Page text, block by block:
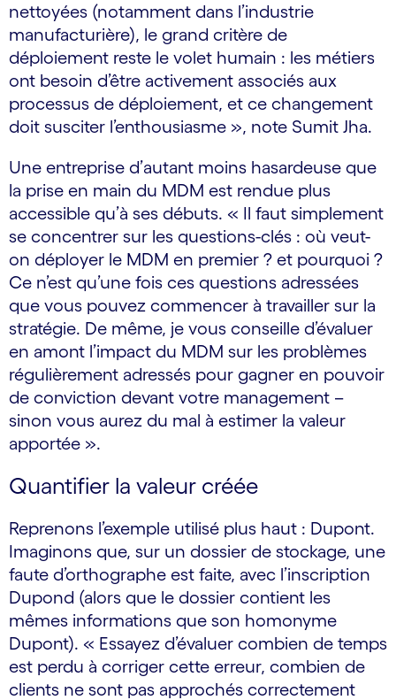
nettoyées (notamment dans l’industrie
manufacturière), le grand critère de
déploiement reste le volet humain : les métiers
ont besoin d’être activement associés aux
processus de déploiement, et ce changement
doit susciter l’enthousiasme », note Sumit Jha.
Une entreprise d’autant moins hasardeuse que
la prise en main du MDM est rendue plus
accessible qu’à ses débuts. « Il faut simplement
se concentrer sur les questions-clés : où veut-
on déployer le MDM en premier ? et pourquoi ?
Ce n’est qu’une fois ces questions adressées
que vous pouvez commencer à travailler sur la
stratégie. De même, je vous conseille d’évaluer
en amont l’impact du MDM sur les problèmes
régulièrement adressés pour gagner en pouvoir
de conviction devant votre management –
sinon vous aurez du mal à estimer la valeur
apportée ».
Quantifier la valeur créée
Reprenons l’exemple utilisé plus haut : Dupont.
Imaginons que, sur un dossier de stockage, une
faute d’orthographe est faite, avec l’inscription
Dupond (alors que le dossier contient les
mêmes informations que son homonyme
Dupont). « Essayez d’évaluer combien de temps
est perdu à corriger cette erreur, combien de
clients ne sont pas approchés correctement